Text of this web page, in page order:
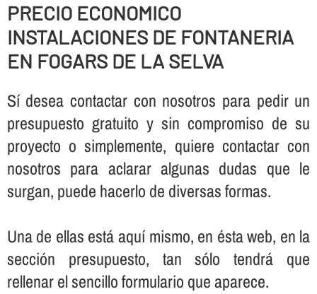
PRECIO ECONOMICO
INSTALACIONES DE FONTANERIA
EN FOGARS DE LA SELVA
Sí­ desea contactar con nosotros para pedir un
presupuesto gratuito y sin compromiso de su
proyecto o simplemente, quiere contactar con
nosotros para aclarar algunas dudas que le
surgan, puede hacerlo de diversas formas.
Una de ellas está aquí­ mismo, en ésta web, en la
sección presupuesto, tan sólo tendrá que
rellenar el sencillo formulario que aparece.